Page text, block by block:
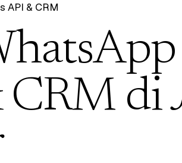
API & CRM
CRM di